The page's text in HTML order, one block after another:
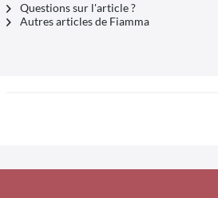
Questions sur l'article ?
Autres articles de Fiamma